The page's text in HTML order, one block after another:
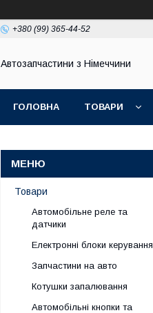
+380 (99) 365-44-52
Автозапчастини з Німеччини
ГОЛОВНА ТОВАРИ
Товари
Автомобільне реле та
датчики
Електронні блоки керування
Запчастини на авто
Котушки запалювання
Автомобільні кнопки та